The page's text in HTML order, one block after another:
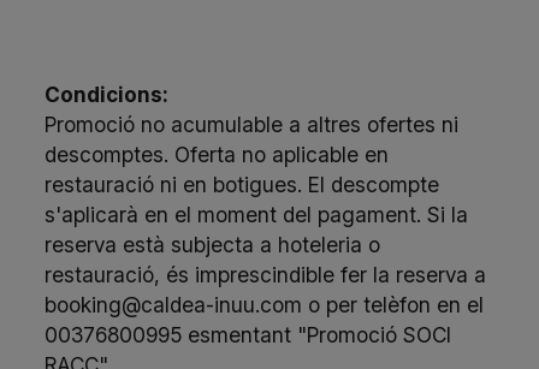
Condicions:
Promoció no acumulable a altres ofertes ni
descomptes. Oferta no aplicable en
restauració ni en botigues. El descompte
s'aplicarà en el moment del pagament. Si la
reserva està subjecta a hoteleria o
restauració, és imprescindible fer la reserva a
booking@caldea-inuu.com o per telèfon en el
00376800995 esmentant "Promoció SOCI